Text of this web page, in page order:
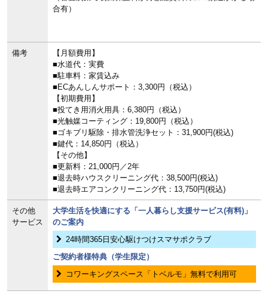
合有）
備考
【月額費用】
■水道代：実費
■駐車料：家賃込み
■ECあんしんサポート：3,300円（税込）
【初期費用】
■投てき用消火用具：6,380円（税込）
■光触媒コーティング：19,800円（税込）
■ゴキブリ駆除・排水管洗浄セット：31,900円(税込)
■鍵代：14,850円（税込）
【その他】
■更新料：21,000円／2年
■退去時ハウスクリーニング代：38,500円(税込)
■退去時エアコンクリーニング代：13,750円(税込)
その他
サービス
大学生活を快適にする「一人暮らし支援サービス(有料)」
のご案内
24時間365日安心駆けつけスマサポクラブ
ご契約者様特典（学生限定）
コワーキングスペース「トベルモ」無料で利用可